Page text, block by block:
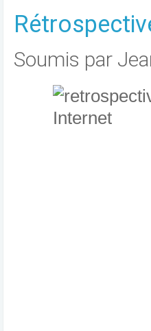
Soumis par